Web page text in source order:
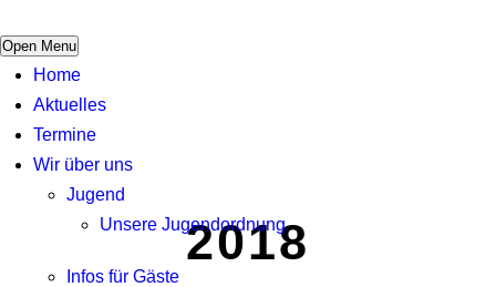
Open Menu
Home
Aktuelles
Termine
Wir über uns
Jugend
Unsere Jugendordnung
Infos für Gäste
2018